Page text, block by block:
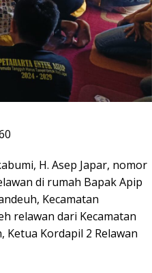
H. Asep Japar, nomor
di rumah Bapak Apip
Kecamatan
relawan dari Kecamatan
Ketua Kordapil 2 Relawan